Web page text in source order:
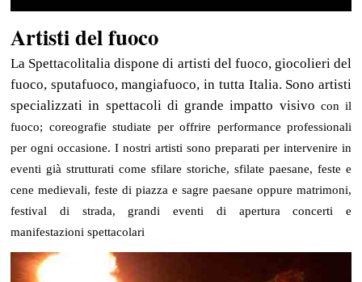
Artisti del fuoco
La Spettacolitalia dispone di artisti del fuoco, giocolieri del
fuoco, sputafuoco, mangiafuoco, in tutta Italia. Sono artisti
specializzati in spettacoli di grande impatto visivo con il
fuoco; coreografie studiate per offrire performance professionali
per ogni occasione. I nostri artisti sono preparati per intervenire in
eventi già strutturati come sfilare storiche, sfilate paesane, feste e
cene medievali, feste di piazza e sagre paesane oppure matrimoni,
festival di strada, grandi eventi di apertura concerti e
manifestazioni spettacolari